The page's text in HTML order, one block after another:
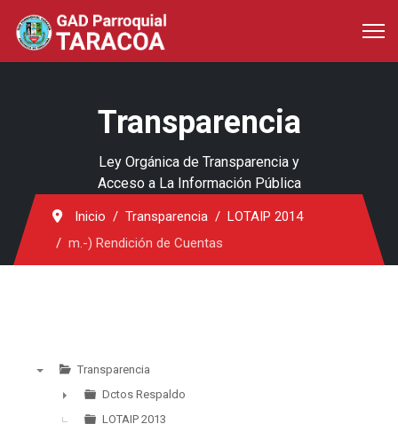
Transparencia
Ley Orgánica de Transparencia y
Acceso a La Información Pública
Inicio Transparencia
LOTAIP 2014
m.-) Rendición de Cuentas
Transparencia
►
Dctos Respaldo
LOTAIP 2013